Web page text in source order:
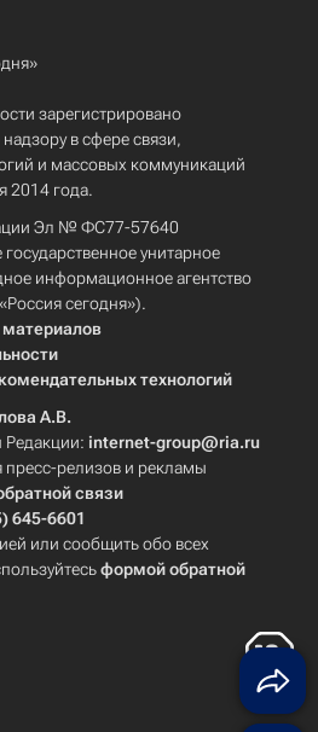
зарегистрировано
в сфере связи,
и массовых коммуникаций
2014 года.
Эл № ФС77-57640
унитарное
информационное агентство
сегодня»).
технологий
А.В.
Редакции: internet-group@ria.ru
релизов и рекламы
связи
645-6601
или сообщить обо всех
формой обратной